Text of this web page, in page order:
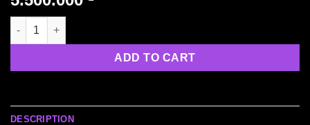
Vislight LS600 Pro quantity
ADD TO CART
DESCRIPTION